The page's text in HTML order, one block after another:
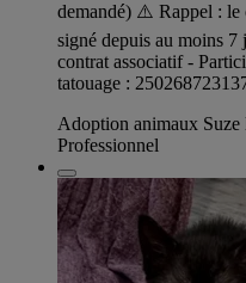
demandé) ⚠️ Rappel : le
signé depuis au moins
contrat associatif -
tatouage :
Adoption animaux Suze
Professionnel